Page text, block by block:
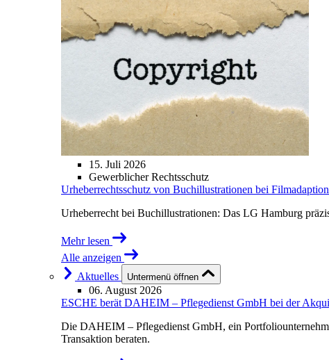
15. Juli 2026
Gewerblicher Rechtsschutz
Urheberrechtsschutz von Buchillustrationen bei
Urheberrecht bei Buchillustrationen: Das LG Hamburg
Mehr lesen
Alle anzeigen
Aktuelles
Untermenü öffnen
06. August 2026
ESCHE berät DAHEIM – Pflegedienst GmbH bei der
Die DAHEIM – Pflegedienst GmbH, ein
Transaktion beraten.